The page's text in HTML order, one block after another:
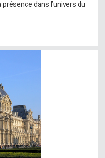
dans l’univers du